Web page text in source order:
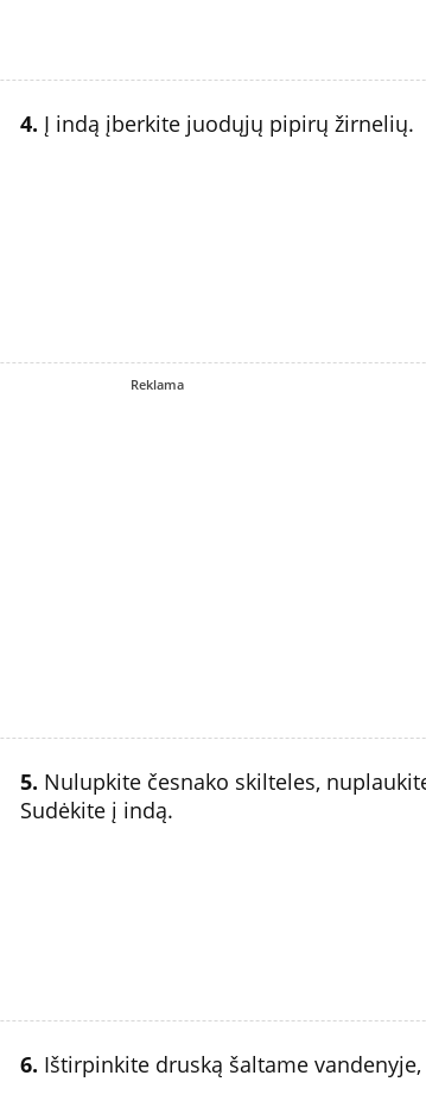
4. Į indą įberkite juodųjų pipirų žirnelių.
Reklama
5. Nulupkite česnako skilteles,
Sudėkite į indą.
6. Ištirpinkite druską šaltame